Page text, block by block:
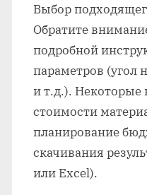
Выбор
Обратите
подробной
параметров (угол
и т.д.). Некоторые
стоимости
планирование
скачивания
или Excel).